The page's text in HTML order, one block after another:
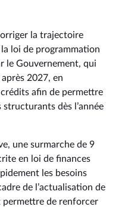
la trajectoire
loi de programmation
le Gouvernement, qui
2027, en
afin de permettre
structurants dès l’année
une surmarche de 9
en loi de finances
les besoins
de l’actualisation de
permettre de renforcer